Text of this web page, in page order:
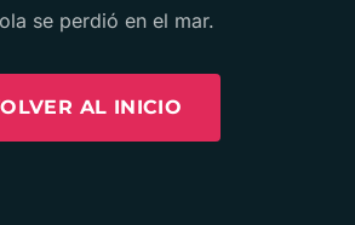
se perdió en el mar.
AL INICIO